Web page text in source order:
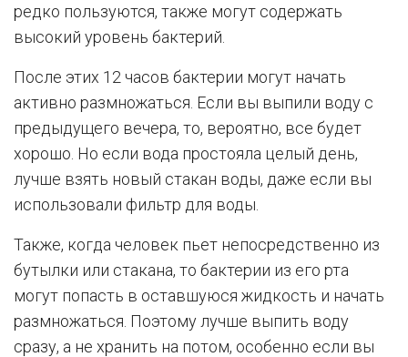
редко пользуются, также могут содержать
высокий уровень бактерий.
После этих 12 часов бактерии могут начать
активно размножаться. Если вы выпили воду с
предыдущего вечера, то, вероятно, все будет
хорошо. Но если вода простояла целый день,
лучше взять новый стакан воды, даже если вы
использовали фильтр для воды.
Также, когда человек пьет непосредственно из
бутылки или стакана, то бактерии из его рта
могут попасть в оставшуюся жидкость и начать
размножаться. Поэтому лучше выпить воду
сразу, а не хранить на потом, особенно если вы